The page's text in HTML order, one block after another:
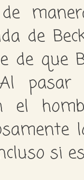
de
de que
el
si